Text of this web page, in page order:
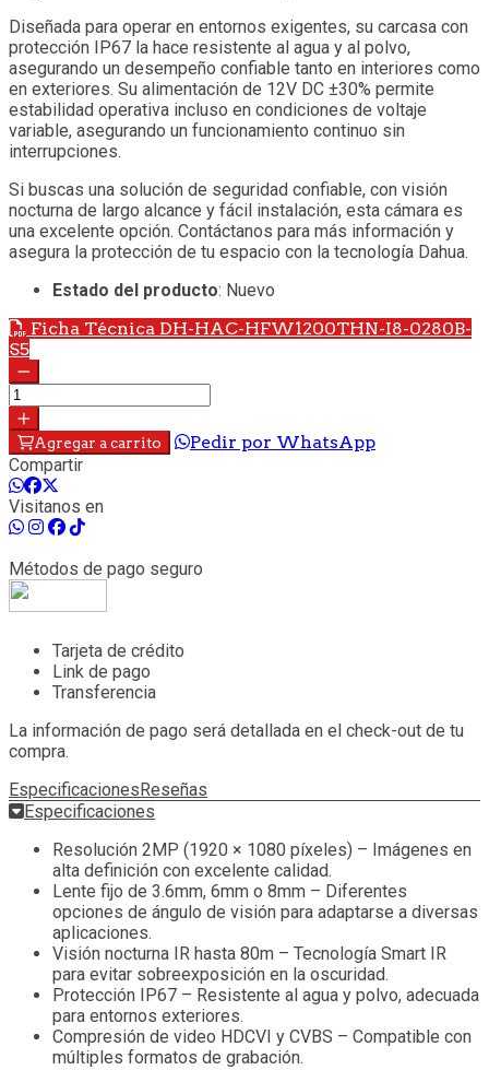
Diseñada para operar en entornos exigentes, su carcasa con
protección IP67 la hace resistente al agua y al polvo,
asegurando un desempeño confiable tanto en interiores como
en exteriores. Su alimentación de 12V DC ±30% permite
estabilidad operativa incluso en condiciones de voltaje
variable, asegurando un funcionamiento continuo sin
interrupciones.
Si buscas una solución de seguridad confiable, con visión
nocturna de largo alcance y fácil instalación, esta cámara es
una excelente opción. Contáctanos para más información y
asegura la protección de tu espacio con la tecnología Dahua.
Estado del producto: Nuevo
Ficha Técnica DH-HAC-HFW1200THN-I8-0280B-
S5
Agregar a carrito
Pedir por WhatsApp
Compartir
Visitanos en
Métodos de pago seguro
Tarjeta de crédito
Link de pago
Transferencia
La información de pago será detallada en el check-out de tu
compra.
EspecificacionesReseñas
Especificaciones
Resolución 2MP (1920 × 1080 píxeles) – Imágenes en
alta definición con excelente calidad.
Lente fijo de 3.6mm, 6mm o 8mm – Diferentes
opciones de ángulo de visión para adaptarse a diversas
aplicaciones.
Visión nocturna IR hasta 80m – Tecnología Smart IR
para evitar sobreexposición en la oscuridad.
Protección IP67 – Resistente al agua y polvo, adecuada
para entornos exteriores.
Compresión de video HDCVI y CVBS – Compatible con
múltiples formatos de grabación.